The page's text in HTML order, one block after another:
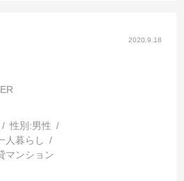
2020.9.18
性別:男性
人暮らし
マンション